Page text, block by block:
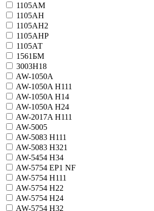
1105АМ
1105АН
1105АН2
1105АНР
1105АТ
1561БМ
3003Н18
AW-1050A
AW-1050A H111
AW-1050A H14
AW-1050A H24
AW-2017A H111
AW-5005
AW-5083 H111
AW-5083 H321
AW-5454 H34
AW-5754 EP1 NF
AW-5754 H111
AW-5754 H22
AW-5754 H24
AW-5754 H32